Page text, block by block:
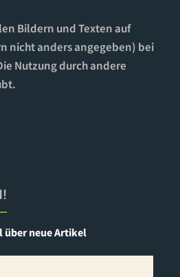
Bildern und Texten auf
nicht anders angegeben) bei
Nutzung durch andere
über neue Artikel